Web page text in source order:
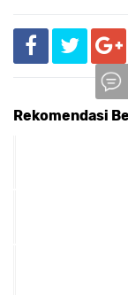
Rekomendasi